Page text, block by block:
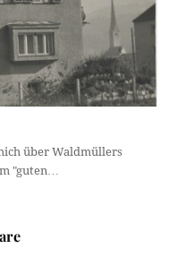
über Waldmüllers
"guten…